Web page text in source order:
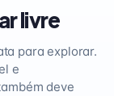
livre
para explorar.
e
deve